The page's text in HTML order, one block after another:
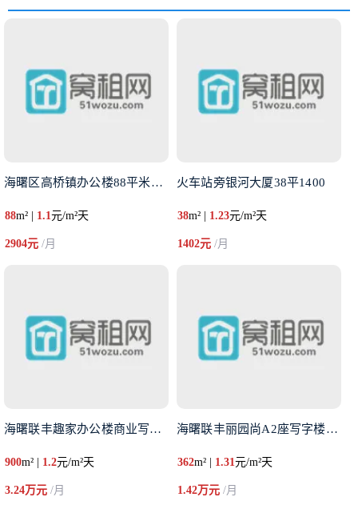
海曙区高桥镇办公楼88平米出租
88m² | 1.1元/m²天
2904元 /月
火车站旁银河大厦38平1400
38m² | 1.23元/m²天
1402元/月
海曙联丰趣家办公楼商业写字楼出
900m² | 1.2元/m²天
3.24万元 /月
海曙联丰丽园尚A2座写字楼朝南
362m² | 1.31元/m²天
1.42万元/月